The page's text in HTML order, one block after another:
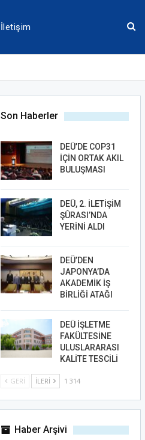
İletişim
Son Haberler
DEÜ’DE COP31
İÇİN ORTAK AKIL
BULUŞMASI
DEÜ, 2. İLETİŞİM
ŞÛRASI’NDA
YERİNİ ALDI
DEÜ’DEN
JAPONYA’DA
AKADEMİK İŞ
BİRLİĞİ ATAĞI
DEÜ İŞLETME
FAKÜLTESİNE
ULUSLARARASI
KALİTE TESCİLİ
GERI İLERI 1 314
Haber Arşivi